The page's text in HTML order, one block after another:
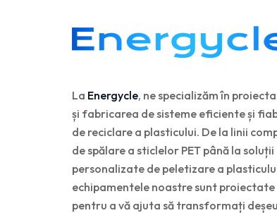
La Energycle, ne specializăm în
și fabricarea de sisteme eficiente și
de reciclare a plasticului. De la linii
de spălare a sticlelor PET până la soluții
personalizate de peletizare a
echipamentele noastre sunt proiectate
pentru a vă ajuta să transformați